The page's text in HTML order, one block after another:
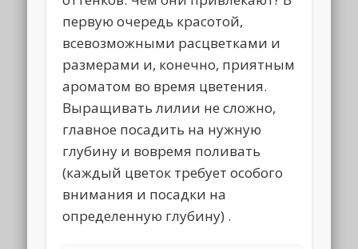
первую очередь красотой,
всевозможными расцветками и
размерами и, конечно, приятным
ароматом во время цветения.
Выращивать лилии не сложно,
главное посадить на нужную
глубину и вовремя поливать
(каждый цветок требует особого
внимания и посадки на
определенную глубину) .